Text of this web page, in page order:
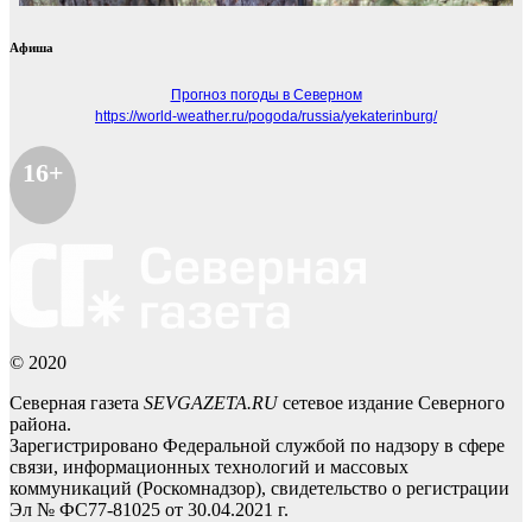
Афиша
Прогноз погоды в Северном
https://world-weather.ru/pogoda/russia/yekaterinburg/
16+
© 2020
Северная газета SEVGAZETA.RUсетевое издание Северного
района.
Зарегистрировано Федеральной службой по надзору в сфере
связи, информационных технологий и массовых
коммуникаций (Роскомнадзор), свидетельство о регистрации
Эл № ФС77-81025 от 30.04.2021 г.